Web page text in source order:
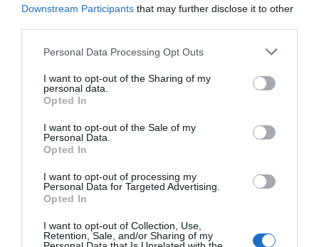
Downstream Participants that may further disclose it to other
Personal Data Processing Opt Outs
I want to opt-out of the Sharing of my
personal data.
Opted In
I want to opt-out of the Sale of my
Personal Data.
Opted In
I want to opt-out of processing my
Personal Data for Targeted Advertising.
Opted In
I want to opt-out of Collection, Use,
Retention, Sale, and/or Sharing of my
Índex
Compartir